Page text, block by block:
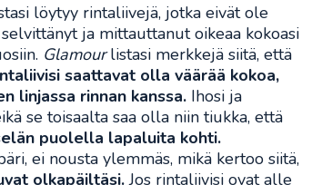
löytyy rintaliivejä, jotka eivät ole
ja mittauttanut oikeaa kokoasi
Glamourlistasi merkkejä siitä, että
saattavat olla väärää kokoa,
linjassa rinnan kanssa. Ihosi ja
se toisaalta saa olla niin tiukka, että
puolella lapaluita kohti.
ei nousta ylemmäs, mikä kertoo siitä,
olkapäiltäsi.Jos rintaliivisi ovat alle